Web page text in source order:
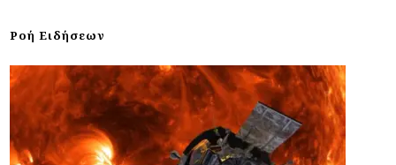
Ροή Ειδήσεων